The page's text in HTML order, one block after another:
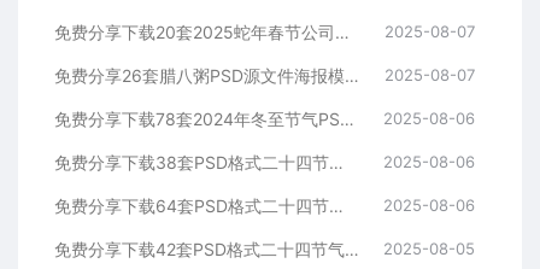
免费分享下载20套2025蛇年春节公司企业放假通知时间安排海报模板PSD源文件素材PS大师网公司企业朋友圈节日宣传背景分层图片 2025-08-07
免费分享26套腊八粥PSD源文件海报模板活动图片背景壁纸素材公司企业朋友圈广告PS大师网高清合集中国传统节日平面设计宣传插国风画 2025-08-07
免费分享下载78套2024年冬至节气PSD源文件模板幼儿园小学校公司企业朋友圈海报宣传24平面设计师素材打包合集活动图片插画图片 2025-08-06
免费分享下载38套PSD格式二十四节气海报模板大雪素材源文件24PS大师网图片平面设计中国传统节日资源公司高清朋友圈营销电商宣传 2025-08-06
免费分享下载64套PSD格式二十四节气海报模板小雪素材源文件24PS大师网图片平面设计中国传统节日资源整套高清朋友圈营销电商宣传 2025-08-06
免费分享下载42套PSD格式二十四节气海报模板霜降素材源文件24PS大师网图片平面设计中国传统节日资源整套高清朋友圈营销电商宣传 2025-08-05